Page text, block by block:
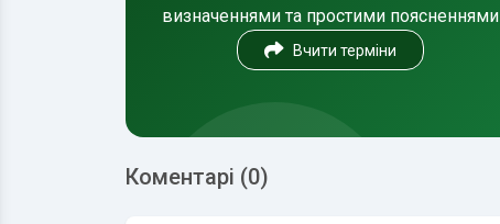
визначеннями та простими поясненнями
Вчити терміни
Коментарі (0)